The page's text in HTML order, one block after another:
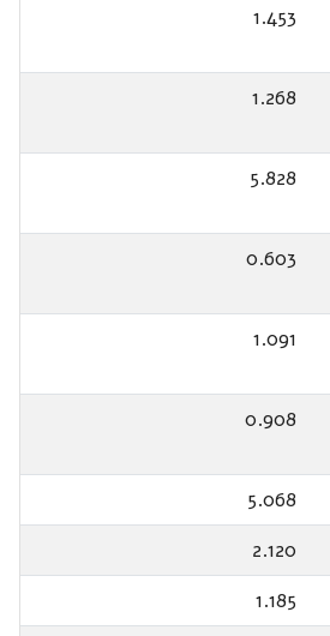
1.453
1.268
5.828
0.603
1.091
0.908
5.068
2.120
1.185